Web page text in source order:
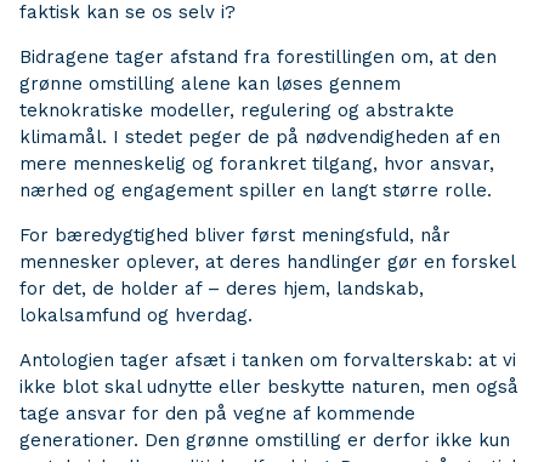
faktisk kan se os selv i?
Bidragene tager afstand fra forestillingen om, at den
grønne omstilling alene kan løses gennem
teknokratiske modeller, regulering og abstrakte
klimamål. I stedet peger de på nødvendigheden af en
mere menneskelig og forankret tilgang, hvor ansvar,
nærhed og engagement spiller en langt større rolle.
For bæredygtighed bliver først meningsfuld, når
mennesker oplever, at deres handlinger gør en forskel
for det, de holder af – deres hjem, landskab,
lokalsamfund og hverdag.
Antologien tager afsæt i tanken om forvalterskab: at vi
ikke blot skal udnytte eller beskytte naturen, men også
tage ansvar for den på vegne af kommende
generationer. Den grønne omstilling er derfor ikke kun